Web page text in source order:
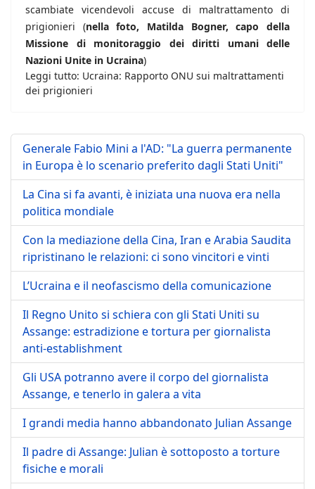
scambiate vicendevoli accuse di maltrattamento di
prigionieri (nella foto, Matilda Bogner, capo della
Missione di monitoraggio dei diritti umani delle
Nazioni Unite in Ucraina)
Leggi tutto: Ucraina: Rapporto ONU sui maltrattamenti
dei prigionieri
Generale Fabio Mini a l'AD: "La guerra permanente
in Europa è lo scenario preferito dagli Stati Uniti"
La Cina si fa avanti, è iniziata una nuova era nella
politica mondiale
Con la mediazione della Cina, Iran e Arabia Saudita
ripristinano le relazioni: ci sono vincitori e vinti
L’Ucraina e il neofascismo della comunicazione
Il Regno Unito si schiera con gli Stati Uniti su
Assange: estradizione e tortura per giornalista
anti-establishment
Gli USA potranno avere il corpo del giornalista
Assange, e tenerlo in galera a vita
I grandi media hanno abbandonato Julian Assange
Il padre di Assange: Julian è sottoposto a torture
fisiche e morali